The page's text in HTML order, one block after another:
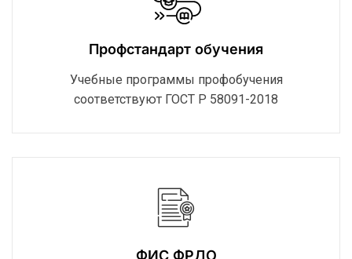
Профстандарт обучения
Учебные программы профобучения
соответствуют ГОСТ Р 58091-2018
ФИС ФРДО